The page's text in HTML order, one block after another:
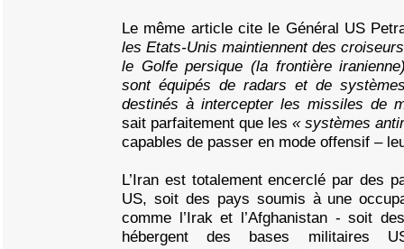
Le même article cite le Général US
les Etats-Unis maintiennent des
le Golfe persique (la frontière
sont équipés de radars et de
destinés à intercepter les missiles de
sait parfaitement que les « systèmes
capables de passer en mode offensif –
L’Iran est totalement encerclé par des
US, soit des pays soumis à une
comme l’Irak et l’Afghanistan - soit
hébergent des bases militaires